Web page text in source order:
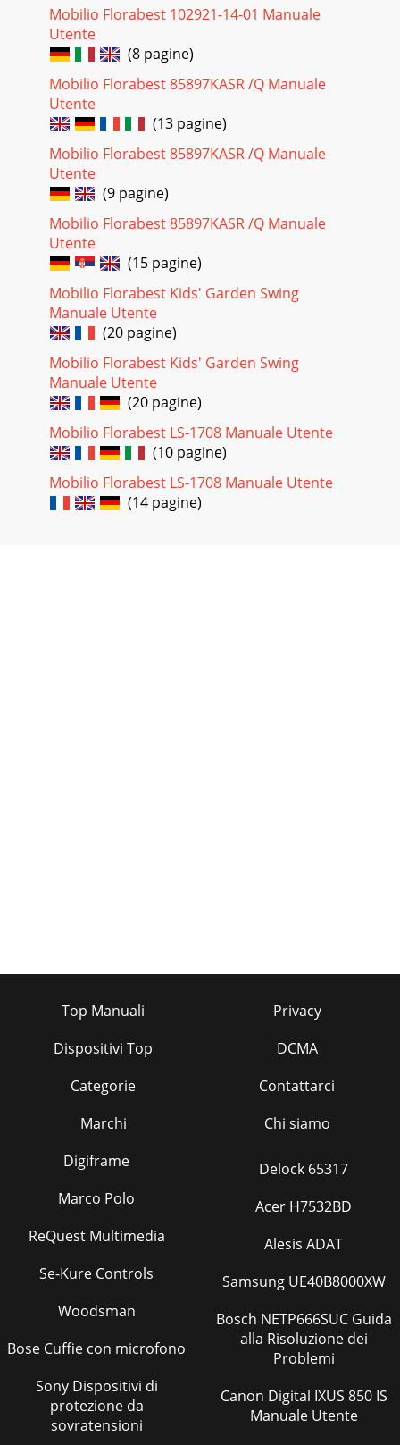
Mobilio Florabest 102921-14-01 Manuale
Utente
(8 pagine)
Mobilio Florabest 85897KASR /Q Manuale
Utente
(13 pagine)
Mobilio Florabest 85897KASR /Q Manuale
Utente
(9 pagine)
Mobilio Florabest 85897KASR /Q Manuale
Utente
(15 pagine)
Mobilio Florabest Kids' Garden Swing
Manuale Utente
(20 pagine)
Mobilio Florabest Kids' Garden Swing
Manuale Utente
(20 pagine)
Mobilio Florabest LS-1708 Manuale Utente
(10 pagine)
Mobilio Florabest LS-1708 Manuale Utente
(14 pagine)
Top Manuali
Dispositivi Top
Categorie
Marchi
Privacy
DCMA
Contattarci
Chi siamo
Digiframe
Marco Polo
ReQuest Multimedia
Se-Kure Controls
Woodsman
Bose Cuffie con microfono
Sony Dispositivi di
protezione da
sovratensioni
Delock 65317
Acer H7532BD
Alesis ADAT
Samsung UE40B8000XW
Bosch NETP666SUC Guida
alla Risoluzione dei
Problemi
Canon Digital IXUS 850 IS
Manuale Utente